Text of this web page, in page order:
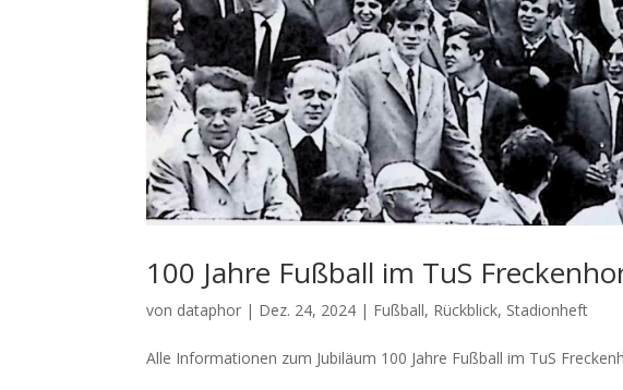
100 Jahre Fußball im TuS
von dataphor | Dez. 24, 2024 | Fußball, Rückblick, Stadionheft
Alle Informationen zum Jubiläum 100 Jahre Fußball im TuS